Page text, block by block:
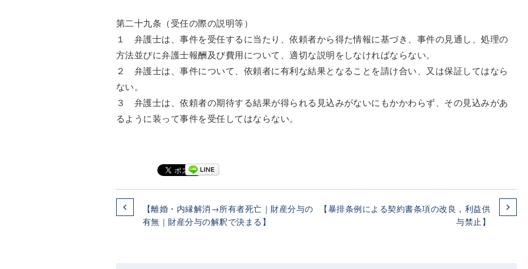
第二十九条（受任の際の説明等）
１ 弁護士は、事件を受任するに当たり、依頼者から得た情報に基づき、事件の見通し、処理の
方法並びに弁護士報酬及び費用について、適切な説明をしなければならない。
２ 弁護士は、事件について、依頼者に有利な結果となることを請け合い、又は保証してはなら
ない。
３ 弁護士は、依頼者の期待する結果が得られる見込みがないにもかかわらず、その見込みがあ
るように装って事件を受任してはならない。
【離婚・内縁解消→所有者死亡｜財産分与の
有無｜財産分与の解釈で決まる】
【暴排条例による契約書条項の改良，利益供
与禁止】